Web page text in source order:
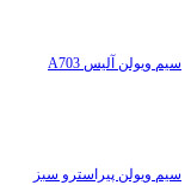
سیم ویولن آلیس A703
سیم ویولن پیراسترو سبز